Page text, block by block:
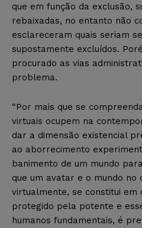
que em função da exclusão,
rebaixadas, no entanto não
esclareceram quais seriam
supostamente excluídos.
procurado as vias
problema.
“Por mais que se
virtuais ocupem na
dar a dimensão existencial
ao aborrecimento
banimento de um mundo
que um avatar e o mundo no
virtualmente, se constitui em
protegido pela potente e
humanos fundamentais, é